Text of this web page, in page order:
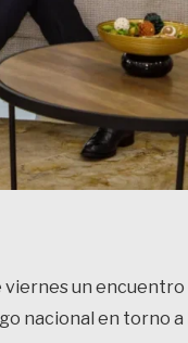
un encuentro
nacional en torno a